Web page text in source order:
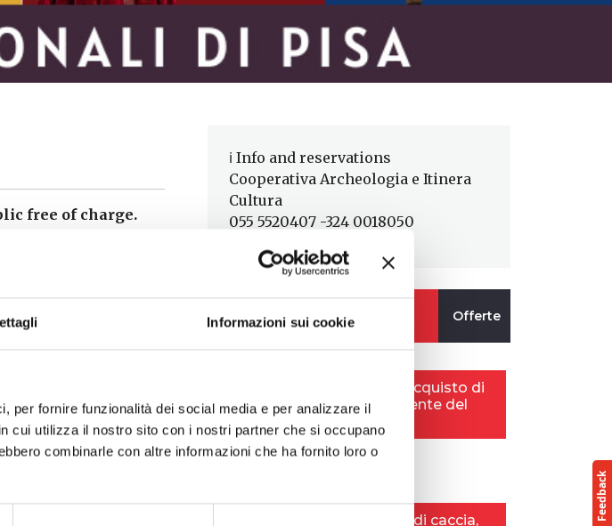
Informazioni sui cookie
per fornire funzionalità dei social media e per analizzare il
cui utilizza il nostro sito con i nostri partner che si occupano
combinarle con altre informazioni che ha fornito loro o
free of charge.
for visiting state-
gardens.
courtyard and the
ℹ️ Info and reservations
Cooperativa Archeologia e Itinera
Cultura
055 5520407 -324 0018050